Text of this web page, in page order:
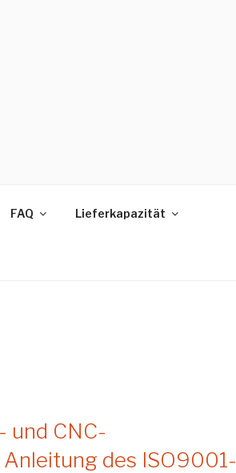
FAQ Lieferkapazität
und CNC-
des ISO9001-